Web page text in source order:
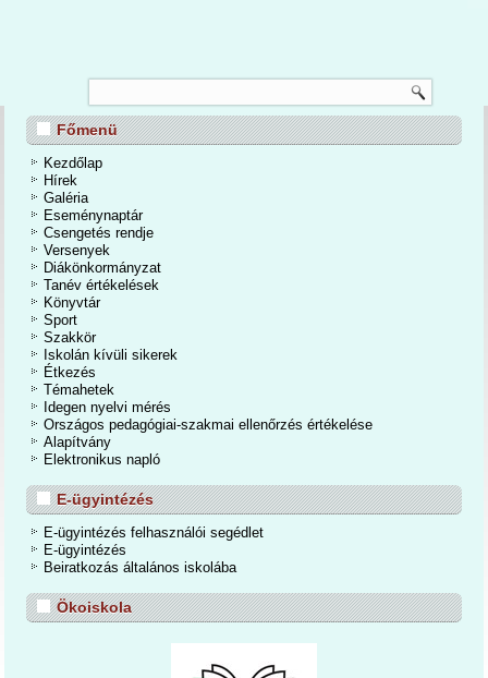
TANÉVZÁRÓ
Iskola és Alapfokú Művészeti Iskolában 2026. június 24-én a tanévzáró
is befejeződött a 2025/2026-os tanév. Egy mozgalmas, eseményekben
zártunk. A kihívások mellett számtalan élmények, közös programok,
tanulmányi eredmények tették igazán emlékezetessé a tanévet.
Főmenü
Kezdőlap
Hírek
Galéria
Eseménynaptár
Csengetés rendje
Versenyek
Diákönkormányzat
Tanév értékelések
Könyvtár
Sport
Szakkör
Iskolán kívüli sikerek
Étkezés
Témahetek
Idegen nyelvi mérés
Országos pedagógiai-szakmai ellenőrzés értékelése
Alapítvány
Elektronikus napló
E-ügyintézés
E-ügyintézés felhasználói segédlet
E-ügyintézés
Beiratkozás általános iskolába
Ökoiskola